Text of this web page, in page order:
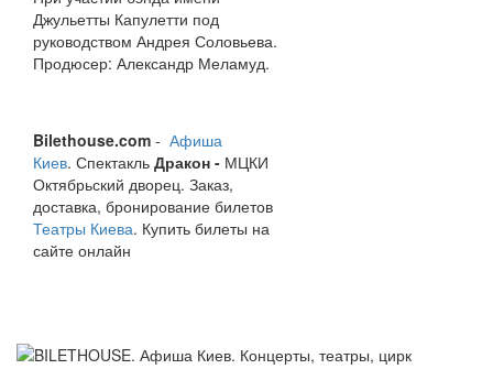
Джульетты Капулетти под
руководством Андрея Соловьева.
Продюсер: Александр Меламуд.
Bilethouse.com - Афиша
Киев. Спектакль Дракон - МЦКИ
Октябрьский дворец. Заказ,
доставка, бронирование билетов
Театры Киева. Купить билеты на
сайте онлайн